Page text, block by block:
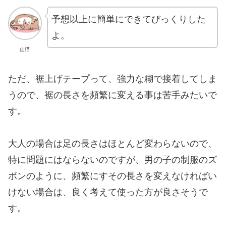
山猫
予想以上に簡単にできてびっくりした
よ。
ただ、裾上げテープって、強力な糊で接着してしま
うので、裾の長さを頻繁に変える事は苦手みたいで
す。
大人の場合は足の長さはほとんど変わらないので、
特に問題にはならないのですが、男の子の制服のズ
ボンのように、頻繁にすその長さを変えなければい
けない場合は、良く考えて使った方が良さそうで
す。